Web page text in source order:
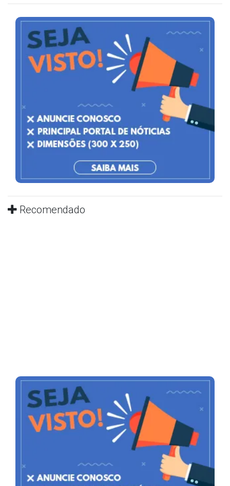
Recomendado